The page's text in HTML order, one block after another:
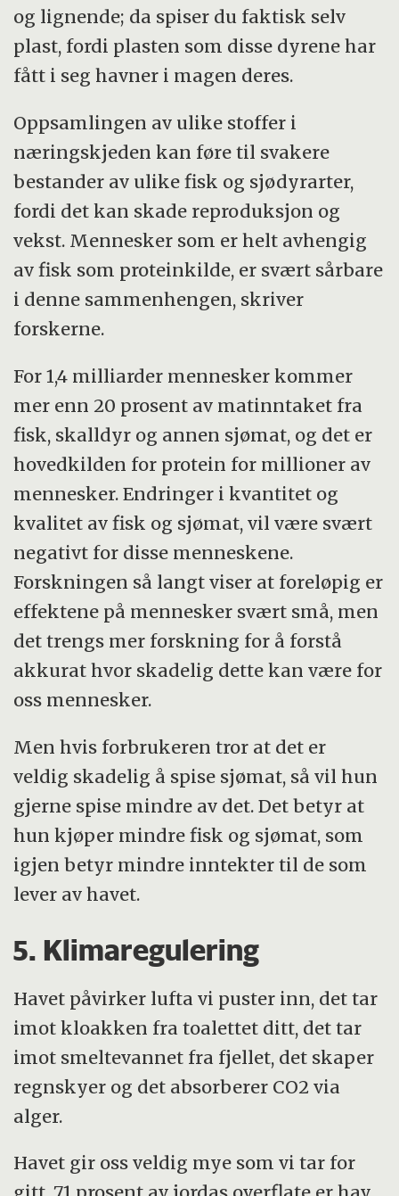
og lignende; da spiser du faktisk selv
plast, fordi plasten som disse dyrene har
fått i seg havner i magen deres.
Oppsamlingen av ulike stoffer i
næringskjeden kan føre til svakere
bestander av ulike fisk og sjødyrarter,
fordi det kan skade reproduksjon og
vekst. Mennesker som er helt avhengig
av fisk som proteinkilde, er svært sårbare
i denne sammenhengen, skriver
forskerne.
For 1,4 milliarder mennesker kommer
mer enn 20 prosent av matinntaket fra
fisk, skalldyr og annen sjømat, og det er
hovedkilden for protein for millioner av
mennesker. Endringer i kvantitet og
kvalitet av fisk og sjømat, vil være svært
negativt for disse menneskene.
Forskningen så langt viser at foreløpig er
effektene på mennesker svært små, men
det trengs mer forskning for å forstå
akkurat hvor skadelig dette kan være for
oss mennesker.
Men hvis forbrukeren tror at det er
veldig skadelig å spise sjømat, så vil hun
gjerne spise mindre av det. Det betyr at
hun kjøper mindre fisk og sjømat, som
igjen betyr mindre inntekter til de som
lever av havet.
5. Klimaregulering
Havet påvirker lufta vi puster inn, det tar
imot kloakken fra toalettet ditt, det tar
imot smeltevannet fra fjellet, det skaper
regnskyer og det absorberer CO2 via
alger.
Havet gir oss veldig mye som vi tar for